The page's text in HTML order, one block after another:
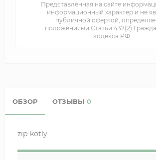
Представленная на сайте
информационный характер и не
публичной офертой,
положениями Статьи 437(2)
кодекса РФ
ОБЗОР ОТЗЫВЫ 0
zip-kotly